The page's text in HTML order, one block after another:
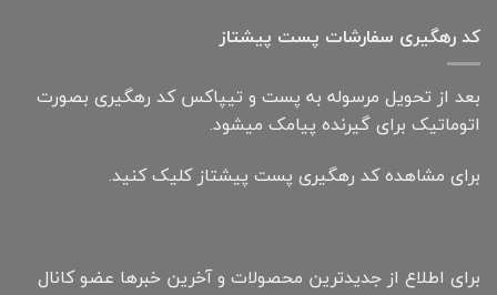
کد رهگیری سفارشات پست پیشتاز
بعد از تحویل مرسوله به پست و تیپاکس کد رهگیری بصورت
اتوماتیک برای گیرنده پیامک میشود.
برای مشاهده کد رهگیری پست پیشتاز کلیک کنید.
برای اطلاع از جدیدترین محصولات و آخرین خبرها عضو کانال